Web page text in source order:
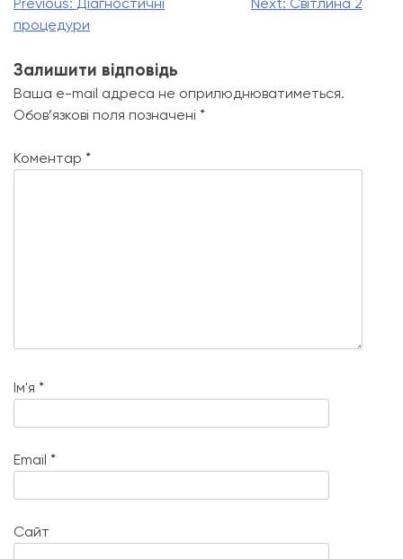
Навігація
записів
процедури
Залишити відповідь
Ваша e-mail адреса не оприлюднюватиметься.
Обов’язкові поля позначені *
Коментар *
Ім'я *
Email *
Сайт